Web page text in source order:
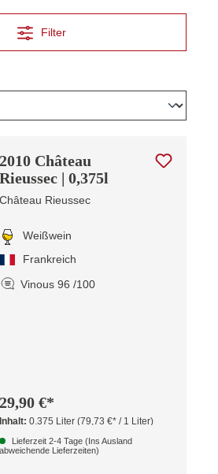
Filter
2010 Château
Rieussec | 0,375l
Château Rieussec
Weißwein
Frankreich
Vinous 96 /100
29,90 €*
Inhalt:0.375 Liter(79,73 €* / 1 Liter)
Lieferzeit 2-4 Tage (Ins Ausland
abweichende Lieferzeiten)